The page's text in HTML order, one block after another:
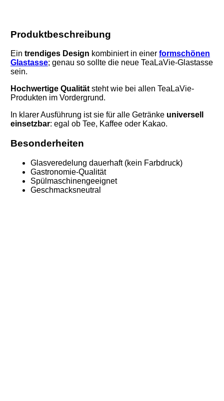
Produktbeschreibung
Ein trendiges Design kombiniert in einer formschönen
Glastasse; genau so sollte die neue TeaLaVie-Glastasse
sein.
Hochwertige Qualität steht wie bei allen TeaLaVie-
Produkten im Vordergrund.
In klarer Ausführung ist sie für alle Getränke universell
einsetzbar: egal ob Tee, Kaffee oder Kakao.
Besonderheiten
Glasveredelung dauerhaft (kein Farbdruck)
Gastronomie-Qualität
Spülmaschinengeeignet
Geschmacksneutral